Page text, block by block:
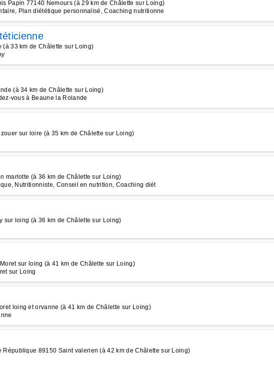
Papin 77140 Nemours (à 29 km de Châlette sur Loing)
Plan diététique personnalisé, Coaching nutritionne
33 km de Châlette sur Loing)
(à 34 km de Châlette sur Loing)
vous à Beaune la Rolande
sur loire (à 35 km de Châlette sur Loing)
marlotte (à 36 km de Châlette sur Loing)
Nutritionniste, Conseil en nutrition, Coaching diét
sur loing (à 36 km de Châlette sur Loing)
sur loing (à 41 km de Châlette sur Loing)
sur Loing
loing et orvanne (à 41 km de Châlette sur Loing)
République 89150 Saint valerien (à 42 km de Châlette sur Loing)